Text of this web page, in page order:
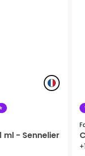
ml - Sennelier